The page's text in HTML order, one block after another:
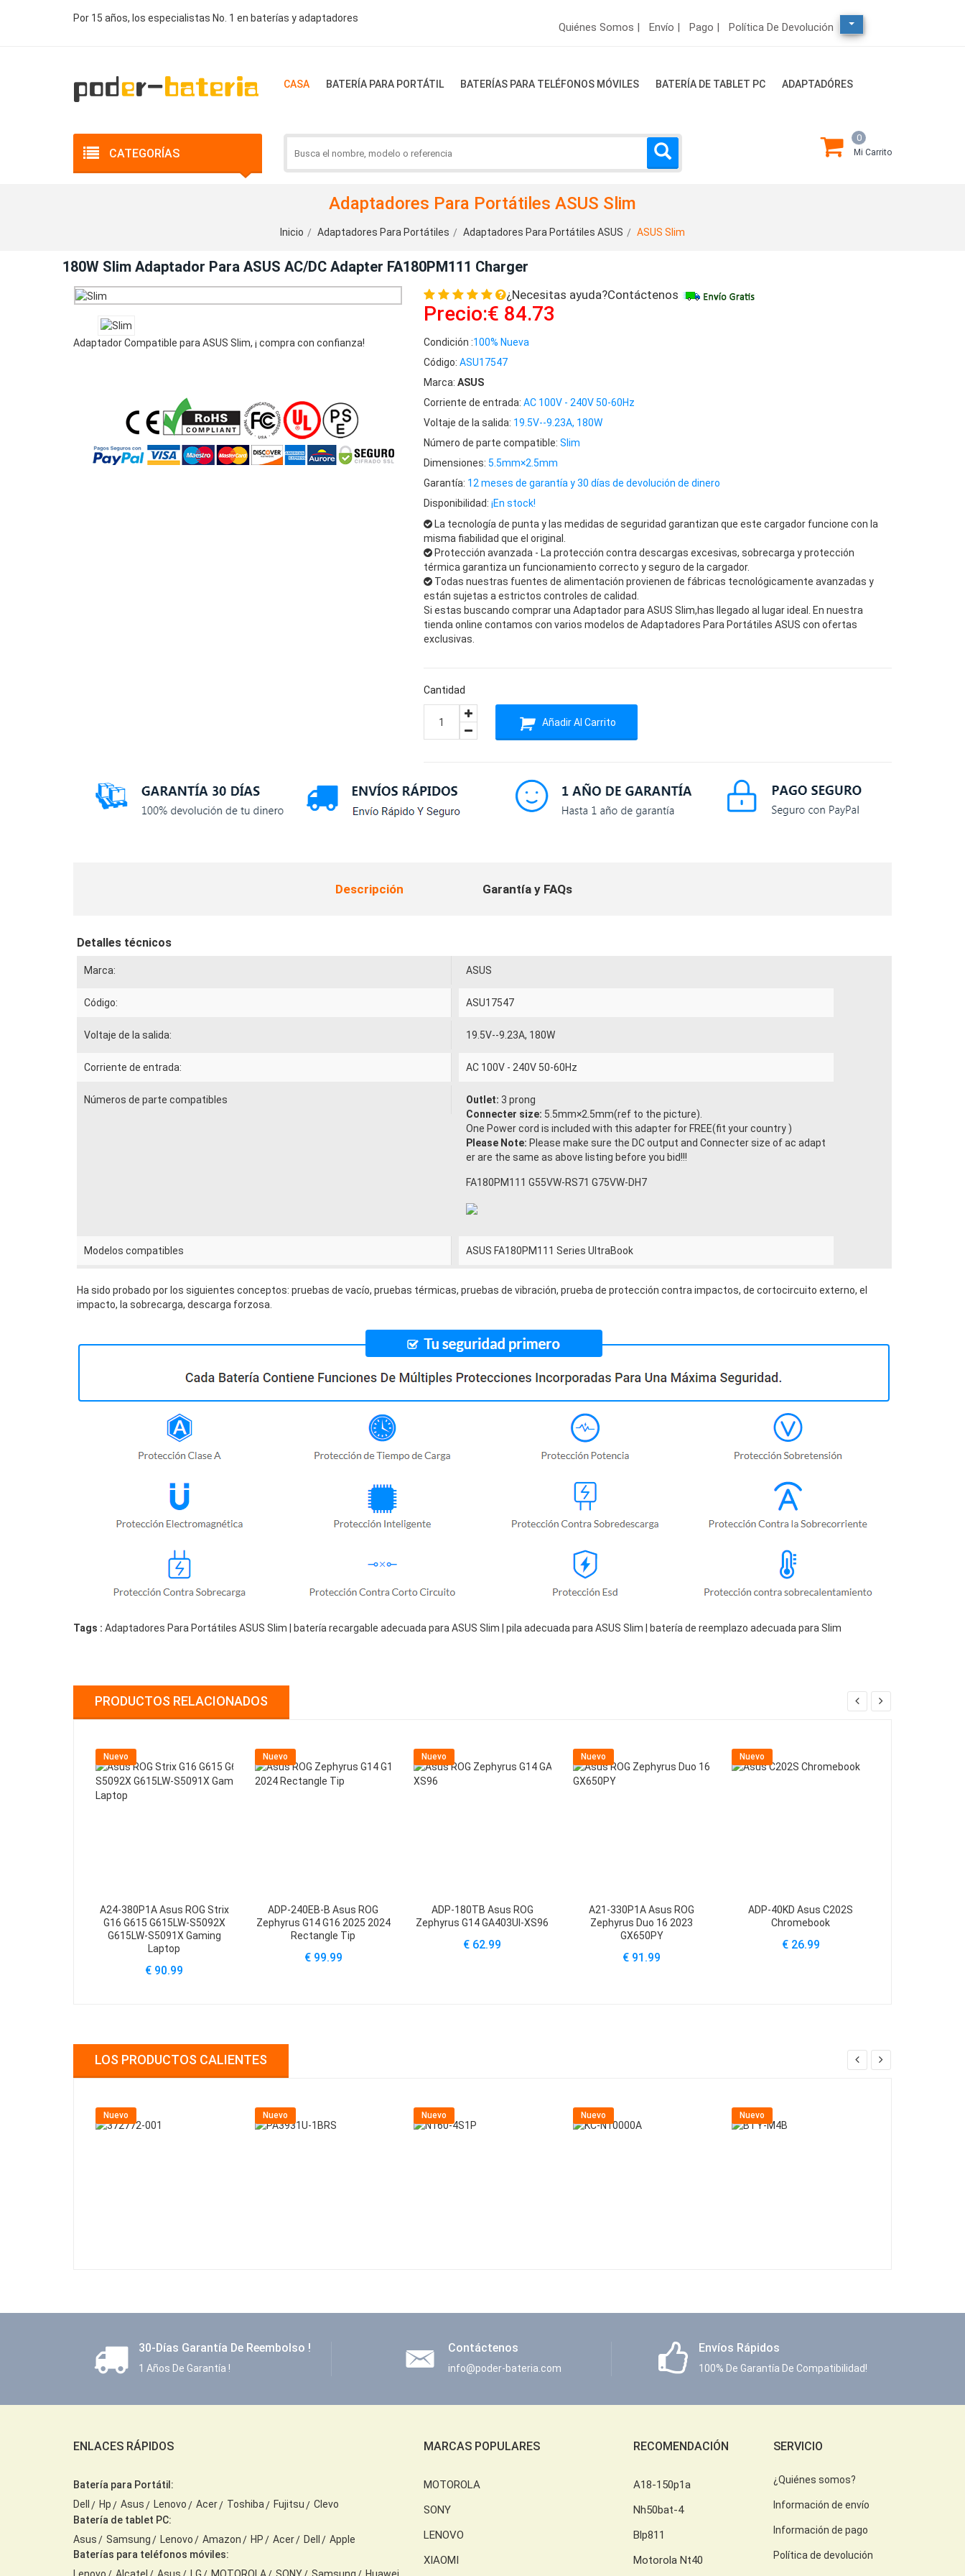
Por 15 años, los especialistas No. 1 en baterías y adaptadores
Quiénes Somos | Envío | Pago | Política De Devolución
CASA BATERÍA PARA PORTÁTIL BATERÍAS PARA TELÉFONOS MÓVILES BATERÍA DE TABLET PC ADAPTADÓRES
CATEGORÍAS
0
Mi Carrito
Adaptadores Para Portátiles ASUS Slim
Inicio Adaptadores Para Portátiles Adaptadores Para Portátiles ASUS ASUS Slim
180W Slim Adaptador Para ASUS AC/DC Adapter FA180PM111 Charger
Adaptador Compatible para ASUS Slim, ¡ compra con confianza!
¿Necesitas ayuda?Contáctenos
Precio:€ 84.73
Condición :100% Nueva
Código: ASU17547
Marca: ASUS
Corriente de entrada: AC 100V - 240V 50-60Hz
Voltaje de la salida: 19.5V--9.23A, 180W
Número de parte compatible: Slim
Dimensiones: 5.5mm×2.5mm
Garantía: 12 meses de garantía y 30 días de devolución de dinero
Disponibilidad: ¡En stock!
La tecnología de punta y las medidas de seguridad garantizan que este cargador funcione con la
misma fiabilidad que el original.
Protección avanzada - La protección contra descargas excesivas, sobrecarga y protección
térmica garantiza un funcionamiento correcto y seguro de la cargador.
Todas nuestras fuentes de alimentación provienen de fábricas tecnológicamente avanzadas y
están sujetas a estrictos controles de calidad.
Si estas buscando comprar una Adaptador para ASUS Slim,has llegado al lugar ideal. En nuestra
tienda online contamos con varios modelos de Adaptadores Para Portátiles ASUS con ofertas
exclusivas.
Cantidad
Añadir Al Carrito
Descripción Garantía y FAQs
Detalles técnicos
Marca: ASUS
Código: ASU17547
Voltaje de la salida: 19.5V--9.23A, 180W
Corriente de entrada: AC 100V - 240V 50-60Hz
Números de parte compatibles Outlet: 3 prong
Connecter size: 5.5mm×2.5mm(ref to the picture).
One Power cord is included with this adapter for FREE(fit your country )
Please Note: Please make sure the DC output and Connecter size of ac adapt
er are the same as above listing before you bid!!!
FA180PM111 G55VW-RS71 G75VW-DH7
Modelos compatibles ASUS FA180PM111 Series UltraBook
Ha sido probado por los siguientes conceptos: pruebas de vacío, pruebas térmicas, pruebas de vibración, prueba de protección contra impactos, de cortocircuito externo, el
impacto, la sobrecarga, descarga forzosa.
Tags : Adaptadores Para Portátiles ASUS Slim | batería recargable adecuada para ASUS Slim | pila adecuada para ASUS Slim | batería de reemplazo adecuada para Slim
PRODUCTOS RELACIONADOS
Nuevo
A24-380P1A Asus ROG Strix
G16 G615 G615LW-S5092X
G615LW-S5091X Gaming
Laptop
€ 90.99
Nuevo
ADP-240EB-B Asus ROG
Zephyrus G14 G16 2025 2024
Rectangle Tip
€ 99.99
Nuevo
ADP-180TB Asus ROG
Zephyrus G14 GA403UI-XS96
€ 62.99
Nuevo
A21-330P1A Asus ROG
Zephyrus Duo 16 2023
GX650PY
€ 91.99
Nuevo
ADP-40KD Asus C202S
Chromebook
€ 26.99
LOS PRODUCTOS CALIENTES
Nuevo Nuevo Nuevo Nuevo Nuevo
30-Días Garantía De Reembolso !
1 Años De Garantía !
Contáctenos
info@poder-bateria.com
Envíos Rápidos
100% De Garantía De Compatibilidad!
ENLACES RÁPIDOS
Batería para Portátil:
Dell
Hp Asus Lenovo Acer Toshiba Fujitsu
Clevo
Batería de tablet PC:
Asus
Samsung Lenovo Amazon HP Acer Dell
Apple
Baterías para teléfonos móviles:
MARCAS POPULARES
MOTOROLA
SONY
LENOVO
XIAOMI
RECOMENDACIÓN
A18-150p1a
Nh50bat-4
Blp811
Motorola Nt40
SERVICIO
¿Quiénes somos?
Información de envío
Información de pago
Política de devolución